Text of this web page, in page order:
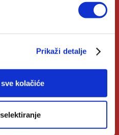
Prikaži detalje
kolačiće
Verbum
linkovi